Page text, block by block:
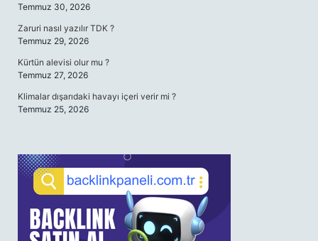
Temmuz 30, 2026
Zaruri nasıl yazılır TDK ?
Temmuz 29, 2026
Kürtün alevisi olur mu ?
Temmuz 27, 2026
Klimalar dışarıdaki havayı içeri verir mi ?
Temmuz 25, 2026